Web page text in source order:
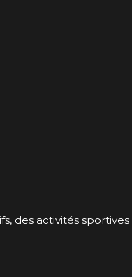
des activités